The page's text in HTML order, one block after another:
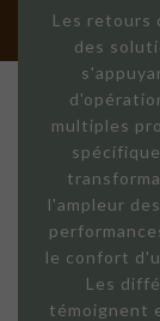
Les retours
des
multiples
l'ampleur
le confort
Les
témoignent